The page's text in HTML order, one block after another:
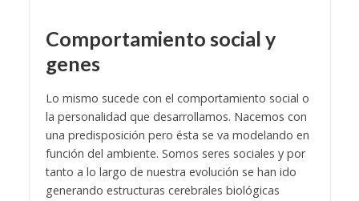
Comportamiento social y
genes
Lo mismo sucede con el comportamiento social o
la personalidad que desarrollamos. Nacemos con
una predisposición pero ésta se va modelando en
función del ambiente. Somos seres sociales y por
tanto a lo largo de nuestra evolución se han ido
generando estructuras cerebrales biológicas